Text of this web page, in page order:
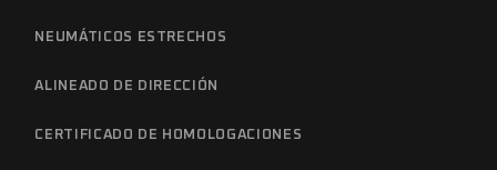
NEUMÁTICOS ESTRECHOS
ALINEADO DE DIRECCIÓN
CERTIFICADO DE HOMOLOGACIONES